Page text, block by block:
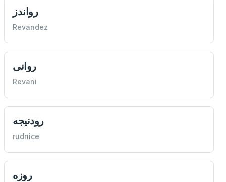
رواندز
Revandez
روانی
Revani
رودنيجه
rudnice
روزه